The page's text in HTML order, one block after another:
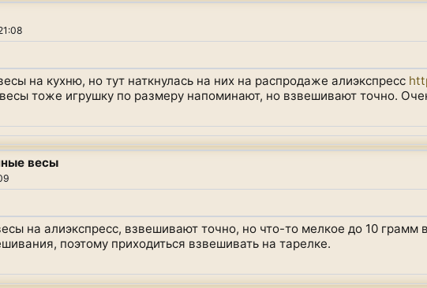
на кухню, но тут наткнулась на них на распродаже алиэкспресс
тоже игрушку по размеру напоминают, но взвешивают точно.
весы
на алиэкспресс, взвешивают точно, но что-то мелкое до 10 грамм
поэтому приходиться взвешивать на тарелке.